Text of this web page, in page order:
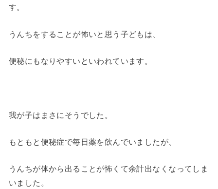
す。
うんちをすることが怖いと思う子どもは、
便秘にもなりやすいといわれています。
我が子はまさにそうでした。
もともと便秘症で毎日薬を飲んでいましたが、
うんちが体から出ることが怖くて余計出なくなってしま
いました。